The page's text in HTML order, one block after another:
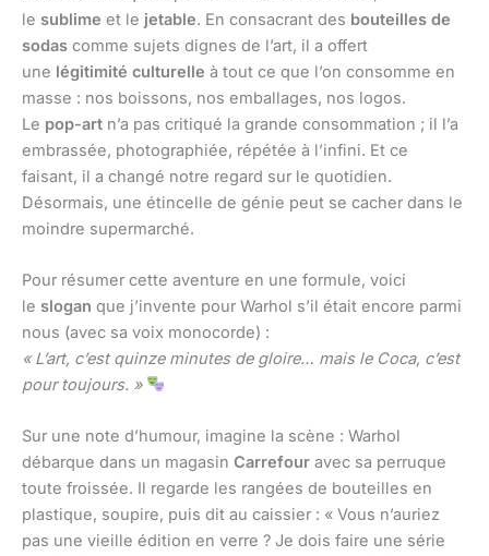
le sublime et le jetable. En consacrant des bouteilles de
sodas comme sujets dignes de l’art, il a offert
une légitimité culturelle à tout ce que l’on consomme en
masse : nos boissons, nos emballages, nos logos.
Le pop-art n’a pas critiqué la grande consommation ; il l’a
embrassée, photographiée, répétée à l’infini. Et ce
faisant, il a changé notre regard sur le quotidien.
Désormais, une étincelle de génie peut se cacher dans le
moindre supermarché.
Pour résumer cette aventure en une formule, voici
le slogan que j’invente pour Warhol s’il était encore parmi
nous (avec sa voix monocorde) :
« L’art, c’est quinze minutes de gloire… mais le Coca, c’est
pour toujours. »
Sur une note d’humour, imagine la scène : Warhol
débarque dans un magasin Carrefour avec sa perruque
toute froissée. Il regarde les rangées de bouteilles en
plastique, soupire, puis dit au caissier : « Vous n’auriez
pas une vieille édition en verre ? Je dois faire une série